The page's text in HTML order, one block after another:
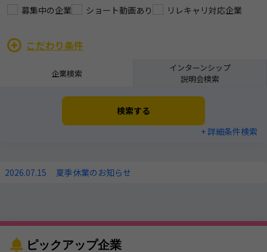
募集中の企業
ショート動画あり リレキャリ対応企業
こだわり条件
企業検索
インターンシップ
説明会検索
検索する
+ 詳細条件検索
2026.07.15 夏季休業のお知らせ
ピックアップ企業